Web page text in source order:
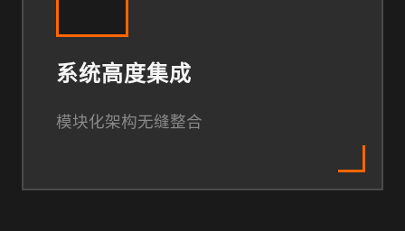
系统高度集成
模块化架构无缝整合